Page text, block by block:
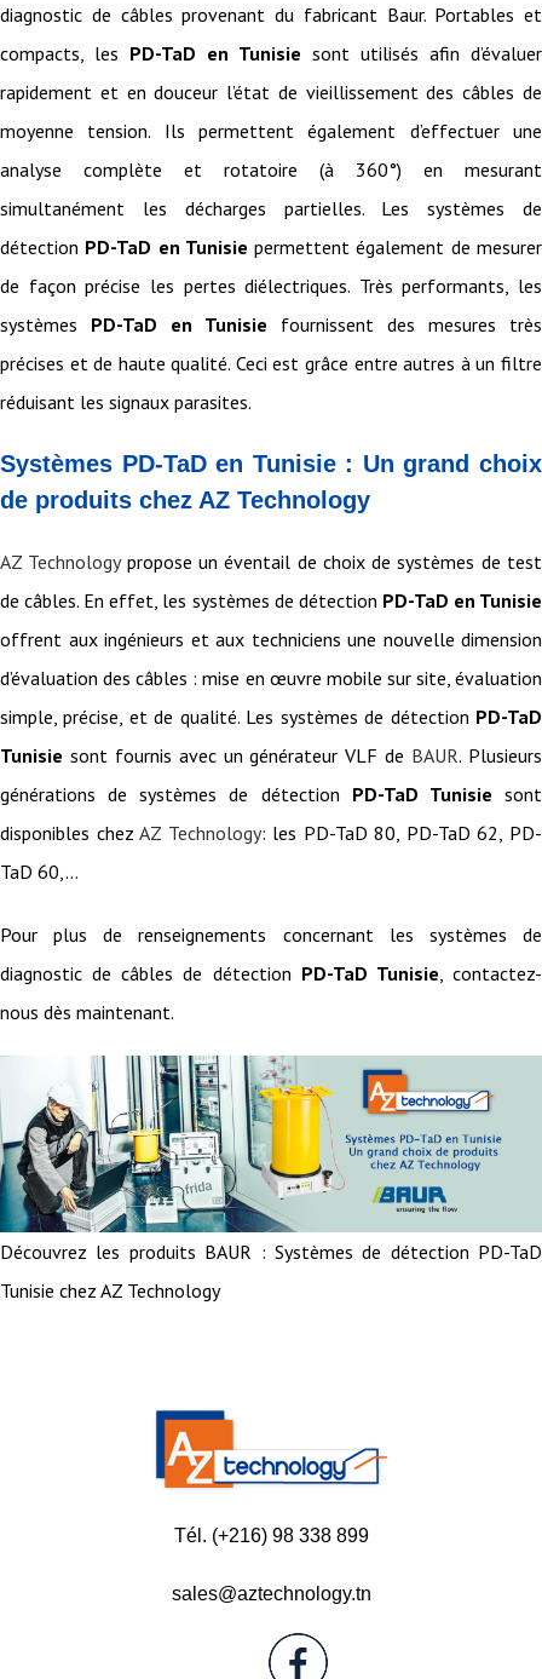
diagnostic de câbles provenant du fabricant Baur. Portables et
compacts, les PD-TaD en Tunisie sont utilisés afin d’évaluer
rapidement et en douceur l’état de vieillissement des câbles de
moyenne tension. Ils permettent également d’effectuer une
analyse complète et rotatoire (à 360°) en mesurant
simultanément les décharges partielles. Les systèmes de
détection PD-TaD en Tunisie permettent également de mesurer
de façon précise les pertes diélectriques. Très performants, les
systèmes PD-TaD en Tunisie fournissent des mesures très
précises et de haute qualité. Ceci est grâce entre autres à un filtre
réduisant les signaux parasites.
Systèmes PD-TaD en Tunisie : Un grand choix
de produits chez AZ Technology
AZ Technologypropose un éventail de choix de systèmes de test
de câbles. En effet, les systèmes de détection PD-TaD en Tunisie
offrent aux ingénieurs et aux techniciens une nouvelle dimension
d’évaluation des câbles : mise en œuvre mobile sur site, évaluation
simple, précise, et de qualité. Les systèmes de détection PD-TaD
Tunisie sont fournis avec un générateur VLF de BAUR. Plusieurs
générations de systèmes de détection PD-TaD Tunisie sont
disponibles chezAZ Technology: les PD-TaD 80, PD-TaD 62, PD-
TaD 60,…
Pour plus de renseignements concernant les systèmes de
diagnostic de câbles de détection PD-TaD Tunisie , contactez-
nous dès maintenant.
Découvrez les produits BAUR : Systèmes de détection PD-TaD
Tunisie chez AZ Technology
Tél. (+216) 98 338 899
sales@aztechnology.tn